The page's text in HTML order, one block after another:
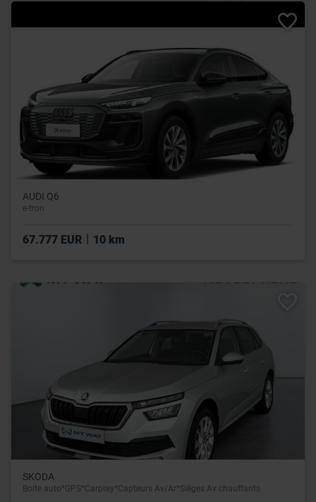
AUDI Q6
e-tron
67.777 EUR 10 km
SKODA
Boite auto*GPS*Carplay*Capteurs Av/Ar*Sièges Av chauffants